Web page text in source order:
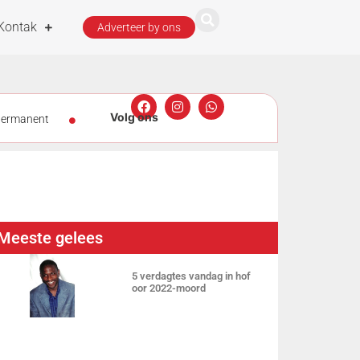
Adverteer by ons
gelees
5 verdagtes vandag in hof
oor 2022-moord